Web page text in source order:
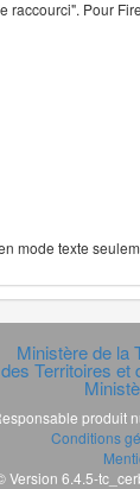
Pour
mode texte
Ministère de la
Territoires
produit
Conditions
Version 6.4.5-